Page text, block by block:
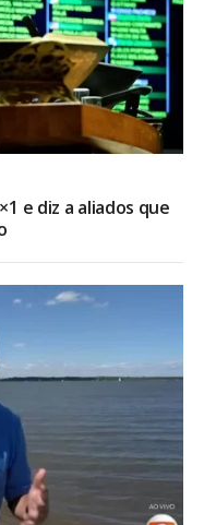
e diz a aliados que